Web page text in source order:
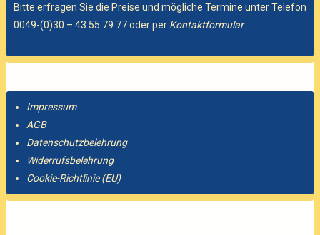
Bitte erfragen Sie die Preise und mögliche Termine unter Telefon
0049-(0)30 – 43 55 79 77 oder per Kontaktformular.
Impressum
AGB
Datenschutzbelehrung
Widerrufsbelehrung
Cookie-Richtlinie (EU)